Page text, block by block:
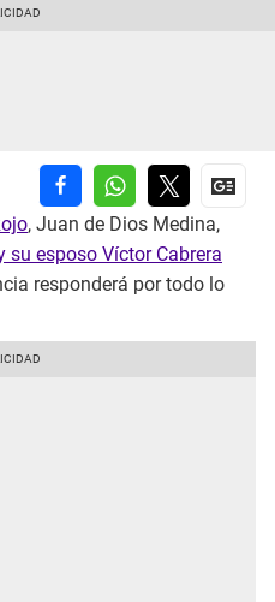
, Juan de Dios Medina,
su esposo Víctor Cabrera
responderá por todo lo